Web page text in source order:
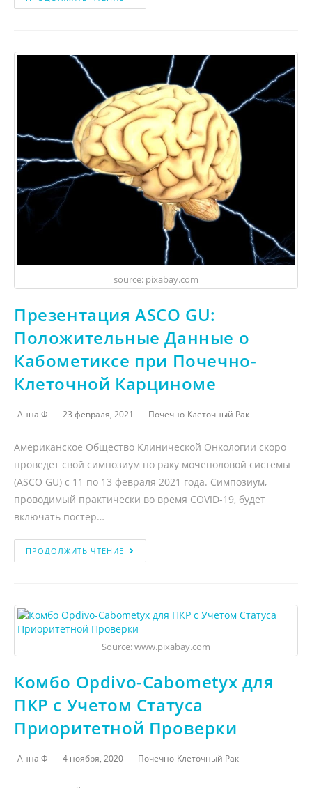
source: pixabay.com
Презентация ASCO GU:
Положительные Данные о
Кабометиксе при Почечно-
Клеточной Карциноме
Анна Ф 23 февраля, 2021 Почечно-Клеточный Рак
Американское Общество Клинической Онкологии скоро
проведет свой симпозиум по раку мочеполовой системы
(ASCO GU) с 11 по 13 февраля 2021 года. Симпозиум,
проводимый практически во время COVID-19, будет
включать постер…
ПРОДОЛЖИТЬ ЧТЕНИЕ
Source: www.pixabay.com
Комбо Opdivo-Cabometyx для
ПКР с Учетом Статуса
Приоритетной Проверки
Анна Ф 4 ноября, 2020 Почечно-Клеточный Рак